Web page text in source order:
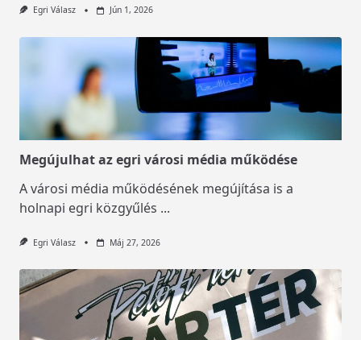
Egri Válasz Jún 1, 2026
Megújulhat az egri városi média működése
A városi média működésének megújítása is a
holnapi egri közgyűlés ...
Egri Válasz Máj 27, 2026